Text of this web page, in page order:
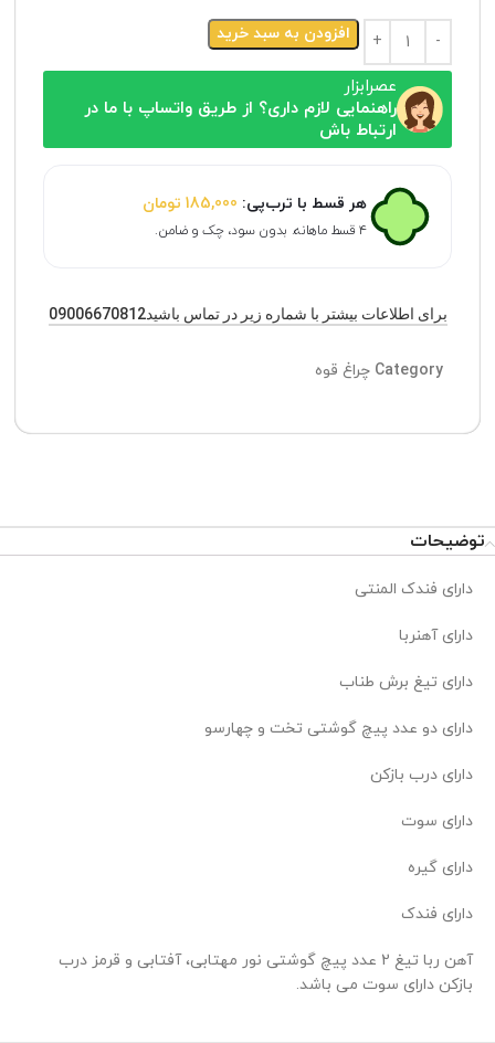
افزودن به سبد خرید
عصرابزار
راهنمایی لازم داری؟ از طریق واتساپ با ما در
ارتباط باش
هر قسط با ترب‌پی: 185,000 تومان
۴ قسط ماهانه. بدون سود، چک و ضامن.
برای اطلاعات بیشتر با شماره زیر در تماس باشید09006670812
Category چراغ قوه
توضیحات
دارای فندک المنتی
دارای آهنربا
دارای تیغ برش طناب
دارای دو عدد پیچ گوشتی تخت و چهارسو
دارای درب بازکن
دارای سوت
دارای گیره
دارای فندک
آهن ربا تیغ 2 عدد پیچ گوشتی نور مهتابی، آفتابی و قرمز درب
بازکن دارای سوت می باشد.